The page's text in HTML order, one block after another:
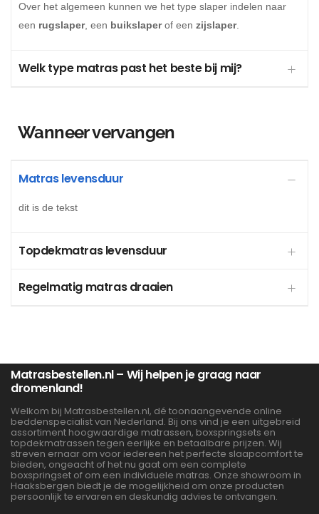
Over het algemeen kunnen we het type slaper indelen naar
een rugslaper, een buikslaperof een zijslaper.
Welk type matras past het beste bij mij?
Wanneer vervangen
Matras levensduur
dit is de tekst
Topdekmatras levensduur
Regelmatig matras draaien
Matrasbestellen.nl – Wij helpen je graag naar
dromenland!
Welkom bij Matrasbestellen.nl, dé toonaangevende online
beddenspecialist van Nederland. Bij ons vind je een uitgebreid
assortiment hoogwaardige matrassen, boxspringsets en
topdekmatrassen tegen eerlijke en betaalbare prijzen. Wij
streven ernaar om voor iedereen het perfecte slaapcomfort te
bieden, ongeacht of het nu gaat om een complete
boxspringset of om een individuele matras. Onze showroom in
Haaksbergen biedt je de mogelijkheid om onze producten
persoonlijk te ervaren en deskundig advies te ontvangen.